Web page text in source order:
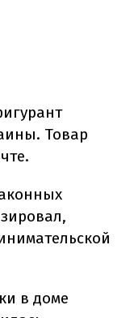
Товар
в доме